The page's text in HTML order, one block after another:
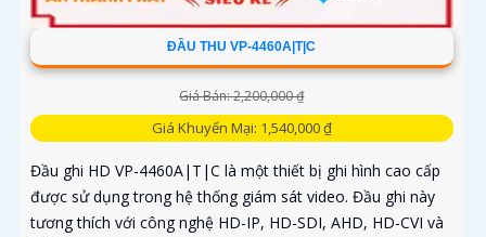
ĐẦU THU VP-4460A|T|C
Giá Bán: 2,200,000 ₫
Giá Khuyến Mại: 1,540,000 ₫
Đầu ghi HD VP-4460A|T|C là một thiết bị ghi hình cao cấp
được sử dụng trong hệ thống giám sát video. Đầu ghi này
tương thích với công nghệ HD-IP, HD-SDI, AHD, HD-CVI và